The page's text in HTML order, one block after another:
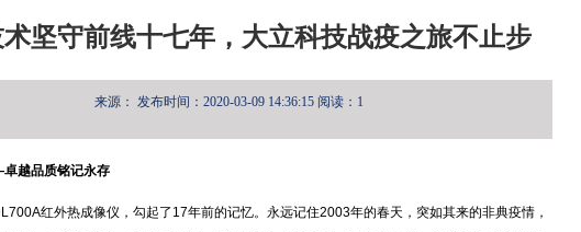
坚守前线十七年，大立科技战疫之旅不止步
来源： 发布时间：2020-03-09 14:36:15 阅读：1
越品质铭记永存
红外热成像仪，勾起了17年前的记忆。永远记住2003年的春天，突如其来的非典疫情，